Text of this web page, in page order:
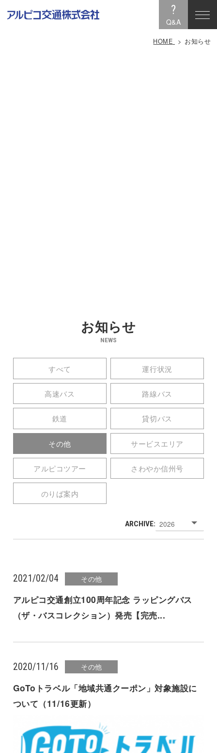
?
Q&A
HOME お知らせ
お知らせ
NEWS
すべて 運行状況
高速バス 路線バス
鉄道 貸切バス
その他 サービスエリア
アルピコツアー さわやか信州号
のりば案内
ARCHIVE:
2021/02/04 その他
アルピコ交通創立100周年記念 ラッピングバス
（ザ・バスコレクション）発売【完売...
2020/11/16 その他
GoToトラベル「地域共通クーポン」対象施設に
ついて（11/16更新）